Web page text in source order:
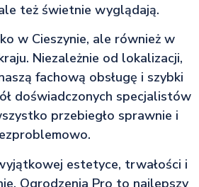
też świetnie wyglądają.
w Cieszynie, ale również w
Niezależnie od lokalizacji,
fachową obsługę i szybki
doświadczonych specjalistów
przebiegło sprawnie i
estetyce, trwałości i
Ogrodzenia Pro to najlepszy